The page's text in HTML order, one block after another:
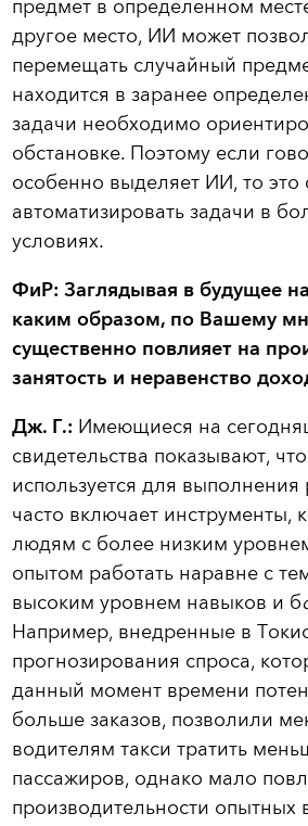
предмет в определенном
другое место, ИИ может
перемещать случайный
находится в заранее
задачи необходимо
обстановке. Поэтому если
особенно выделяет ИИ, то это
автоматизировать задачи в
условиях.
ФиР: Заглядывая в будущее
каким образом, по Вашему
существенно повлияет на
занятость и неравенство
Дж. Г.: Имеющиеся на
свидетельства показывают,
используется для
часто включает инструменты,
людям с более низким
опытом работать наравне с
высоким уровнем навыков и б
Например, внедренные в
прогнозирования спроса,
данный момент времени
больше заказов, позволили
водителям такси тратить
пассажиров, однако мало
производительности опытных